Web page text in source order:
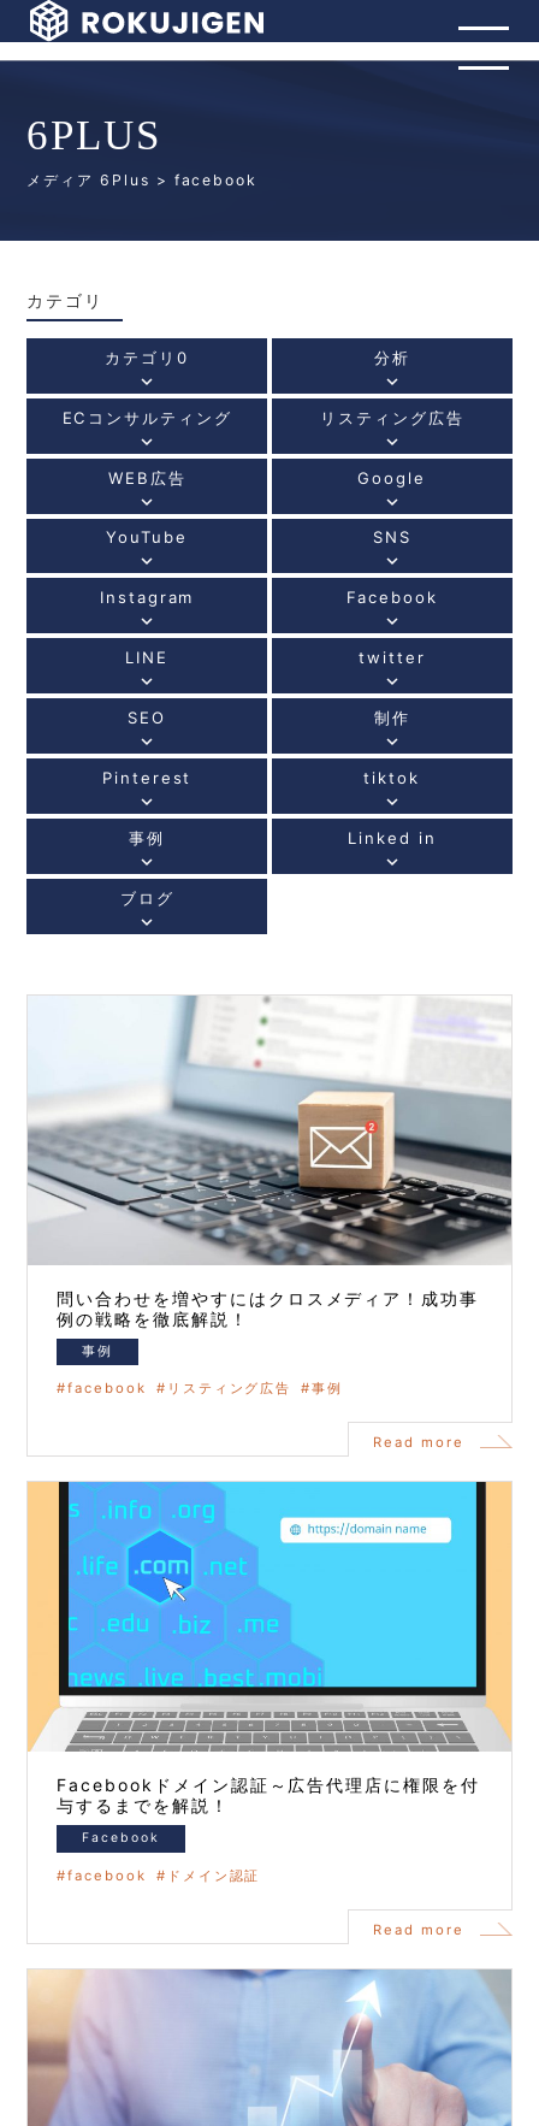
6PLUS
メディア 6Plus > facebook
カテゴリ
カテゴリ0
keyboard_arrow_down
分析
keyboard_arrow_down
ECコンサルティング
keyboard_arrow_down
リスティング広告
keyboard_arrow_down
WEB広告
keyboard_arrow_down
Google
keyboard_arrow_down
YouTube
keyboard_arrow_down
SNS
keyboard_arrow_down
Instagram
keyboard_arrow_down
Facebook
keyboard_arrow_down
LINE
keyboard_arrow_down
twitter
keyboard_arrow_down
SEO
keyboard_arrow_down
制作
keyboard_arrow_down
Pinterest
keyboard_arrow_down
tiktok
keyboard_arrow_down
事例
keyboard_arrow_down
Linked in
keyboard_arrow_down
ブログ
keyboard_arrow_down
問い合わせを増やすにはクロスメディア！成功事
例の戦略を徹底解説！
事例
facebook リスティング広告 事例
Read more
Facebookドメイン認証～広告代理店に権限を付
与するまでを解説！
Facebook
facebook ドメイン認証
Read more